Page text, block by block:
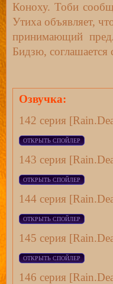
Коноху. Тоби
Утиха объявляет,
принимающий
Бидзю, соглашается
Озвучка:
142 серия
143 серия
144 серия
145 серия
146 серия